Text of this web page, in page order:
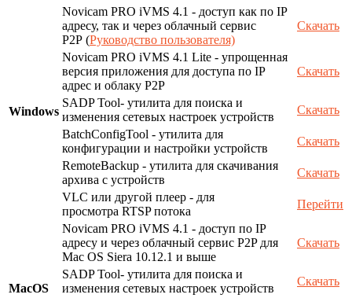
Windows
Novicam PRO iVMS 4.1 - доступ как по IP
адресу, так и через облачный сервис
P2P (Руководство пользователя)
Скачать
Novicam PRO iVMS 4.1 Lite - упрощенная
версия приложения для доступа по IP
адрес и облаку P2P
Скачать
SADP Tool- утилита для поиска и
изменения сетевых настроек устройств
Скачать
BatchConfigTool - утилита для
конфигурации и настройки устройств
Скачать
RemoteBackup - утилита для скачивания
архива с устройств
Скачать
VLC или другой плеер - для
просмотра RTSP потока
Перейти
MacOS
Novicam PRO iVMS 4.1 - доступ по IP
адресу и через облачный сервис P2P для
Mac OS Siera 10.12.1 и выше
Скачать
SADP Tool- утилита для поиска и
изменения сетевых настроек устройств
Скачать